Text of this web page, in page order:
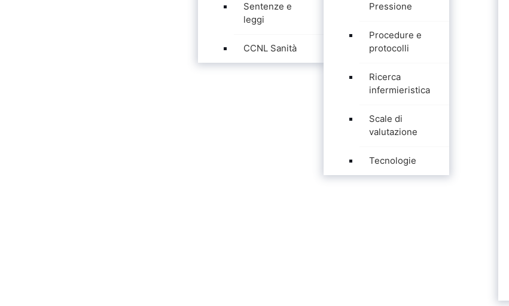
Sentenze e
leggi
CCNL Sanità
Pressione
Procedure e
protocolli
Ricerca
infermieristica
Scale di
valutazione
Tecnologie